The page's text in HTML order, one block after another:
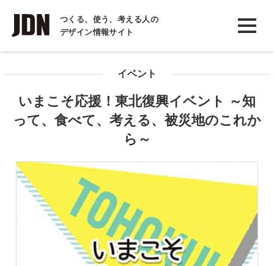
つくる、使う、考える人の
デザイン情報サイト
INTERVIEW
インタビュー
COLUMN
イベント
いまこそ応援！東北復興イベント ～知
って、食べて、考える、被災地のこれか
ら～